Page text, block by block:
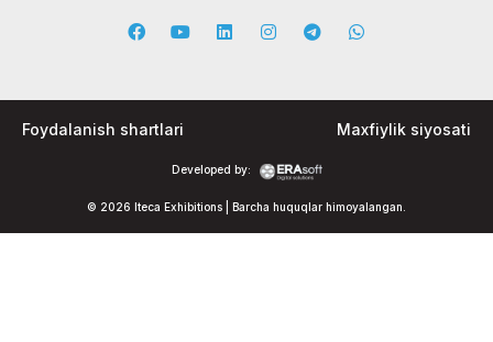
© 2026 Iteca Exhibitions | Barcha huquqlar himoyalangan.
Developed by:
Foydalanish shartlari Maxfiylik siyosati